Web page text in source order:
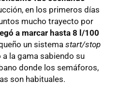
en los primeros días
mucho trayecto por
a marcar hasta 8 l/100
un sistema start/stop
la gama sabiendo su
donde los semáforos,
son habituales.